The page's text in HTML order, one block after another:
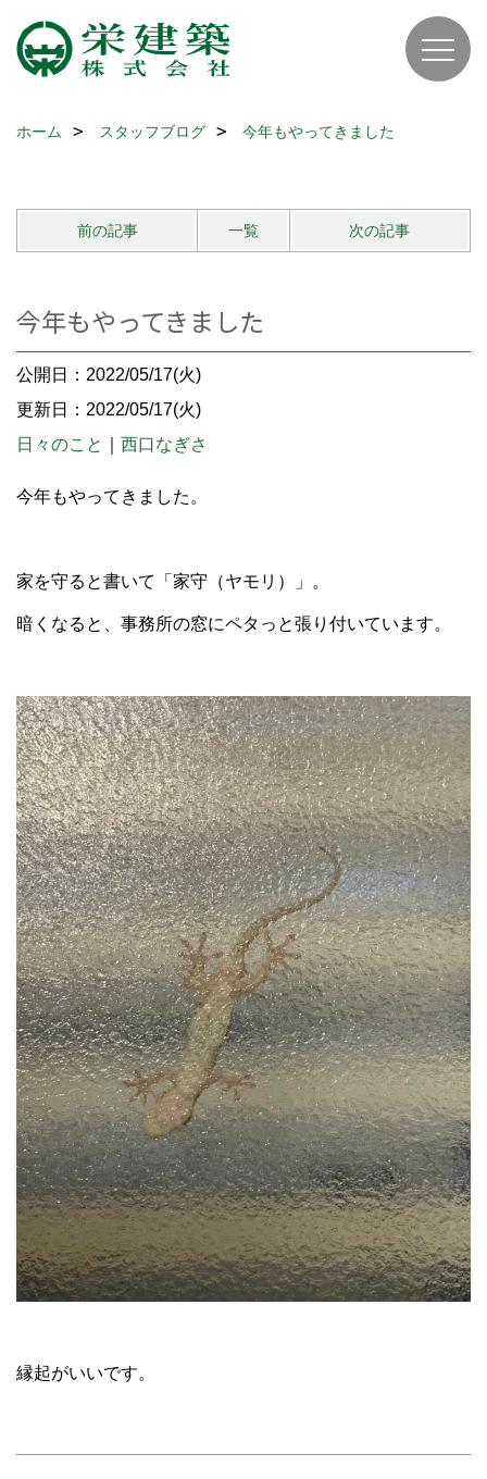
ホーム スタッフブログ 今年もやってきました
前の記事 一覧 次の記事
今年もやってきました
公開日：2022/05/17(火)
更新日：2022/05/17(火)
日々のこと
西口なぎさ
今年もやってきました。
家を守ると書いて「家守（ヤモリ）」。
暗くなると、事務所の窓にペタっと張り付いています。
縁起がいいです。